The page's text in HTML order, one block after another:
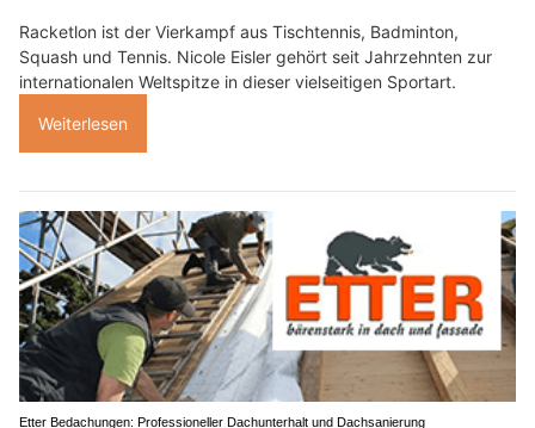
Racketlon ist der Vierkampf aus Tischtennis, Badminton,
Squash und Tennis. Nicole Eisler gehört seit Jahrzehnten zur
internationalen Weltspitze in dieser vielseitigen Sportart.
Weiterlesen
Etter Bedachungen: Professioneller Dachunterhalt und Dachsanierung